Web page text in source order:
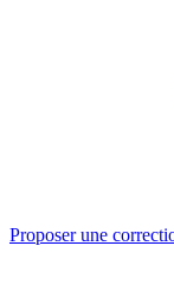
Proposer une